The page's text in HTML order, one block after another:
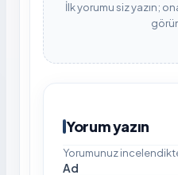
İlk yorumu siz yazın;
Yorum yazın
Yorumunuz
Ad